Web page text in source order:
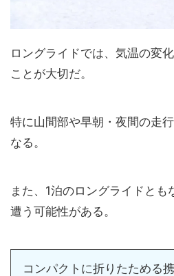
ロングライドでは、気温の変
ことが大切だ。
特に山間部や早朝・夜間の走
なる。
また、1泊のロングライドとも
遭う可能性がある。
コンパクトに折りたためる